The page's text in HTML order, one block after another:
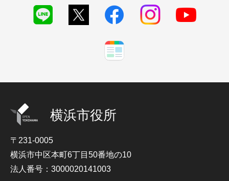
横浜市役所
〒231-0005
横浜市中区本町6丁目50番地の10
法人番号：3000020141003